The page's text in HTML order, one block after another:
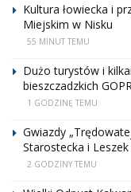
Kultura łowiecka i
Miejskim w Nisku
55 MINUT TEMU
Dużo turystów i
bieszczadzkich
1 GODZINĘ TEMU
Gwiazdy
Starostecka i
2 GODZINY TEMU